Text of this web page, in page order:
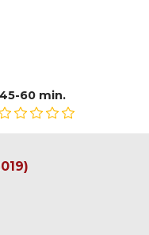
45-60 min.